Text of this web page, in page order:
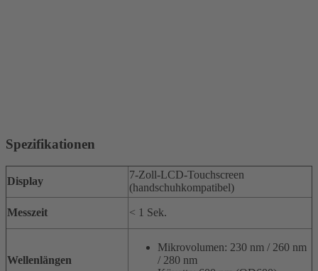
Spezifikationen
Display
7-Zoll-LCD-Touchscreen
(handschuhkompatibel)
Messzeit < 1 Sek.
Wellenlängen
Mikrovolumen: 230 nm / 260 nm
/ 280 nm